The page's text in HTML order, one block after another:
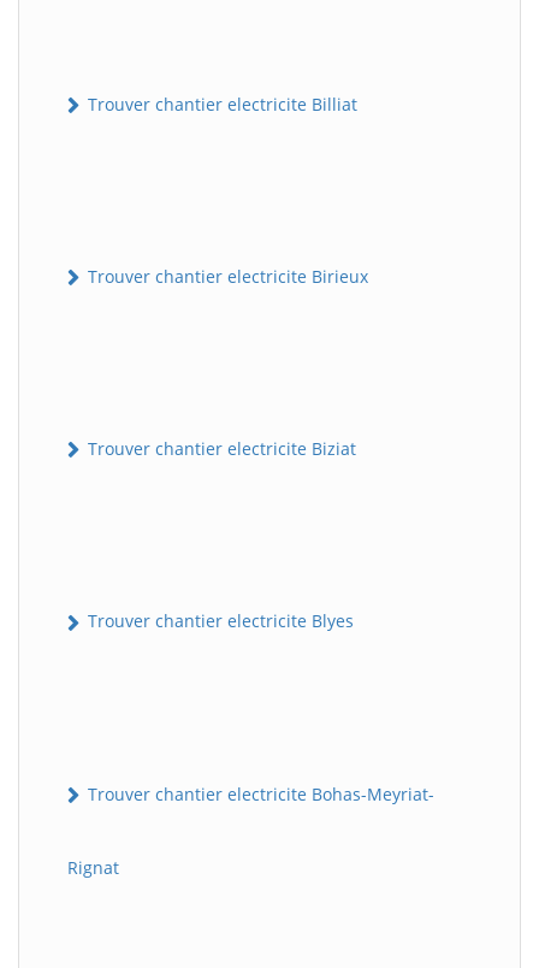
Trouver chantier electricite Billiat
Trouver chantier electricite Birieux
Trouver chantier electricite Biziat
Trouver chantier electricite Blyes
Trouver chantier electricite Bohas-Meyriat-
Rignat